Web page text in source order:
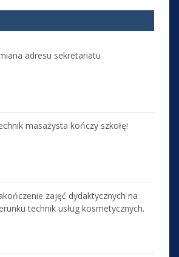
adresu sekretariatu
masażysta kończy szkołę!
zajęć dydaktycznych na
technik usług kosmetycznych.